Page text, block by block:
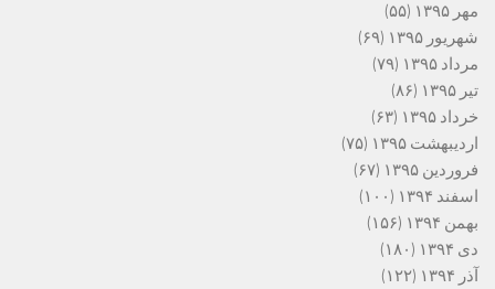
مهر ۱۳۹۵
(۵۵)
شهریور ۱۳۹۵
(۶۹)
مرداد ۱۳۹۵
(۷۹)
تیر ۱۳۹۵
(۸۶)
خرداد ۱۳۹۵
(۶۳)
اردیبهشت ۱۳۹۵
(۷۵)
فروردین ۱۳۹۵
(۶۷)
اسفند ۱۳۹۴
(۱۰۰)
بهمن ۱۳۹۴
(۱۵۶)
دی ۱۳۹۴
(۱۸۰)
آذر ۱۳۹۴
(۱۲۲)